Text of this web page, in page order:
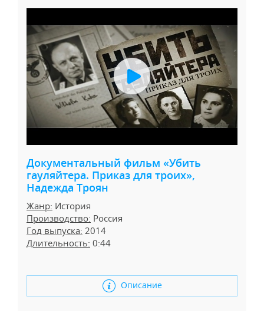
Документальный фильм «Убить
гауляйтера. Приказ для троих»,
Надежда Троян
Жанр: История
Производство: Россия
Год выпуска: 2014
Длительность: 0:44
Описание